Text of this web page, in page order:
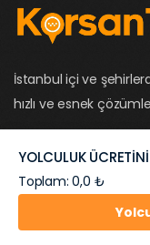
İstanbul içi ve
hızlı ve esnek
Çağır
YOLCULUK
Toplam: 0,0 ₺